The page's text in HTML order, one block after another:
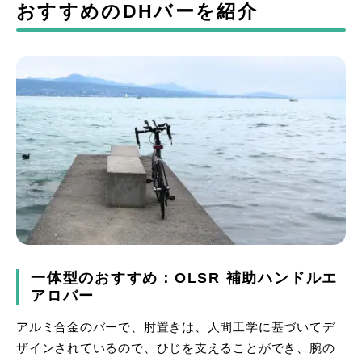
おすすめのDHバーを紹介
一体型のおすすめ：OLSR 補助ハンドルエ
アロバー
アルミ合金のバーで、肘置きは、人間工学に基づいてデ
ザインされているので、ひじを支えることができ、腕の